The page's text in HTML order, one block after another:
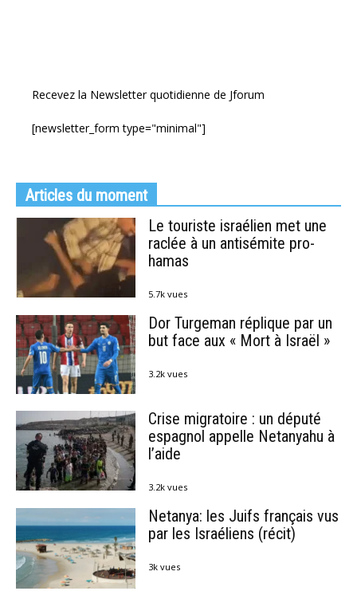
Recevez la Newsletter quotidienne de Jforum
[newsletter_form type="minimal"]
Articles du moment
Le touriste israélien met une
raclée à un antisémite pro-
hamas
5.7k vues
Dor Turgeman réplique par un
but face aux « Mort à Israël »
3.2k vues
Crise migratoire : un député
espagnol appelle Netanyahu à
l’aide
3.2k vues
Netanya: les Juifs français vus
par les Israéliens (récit)
3k vues